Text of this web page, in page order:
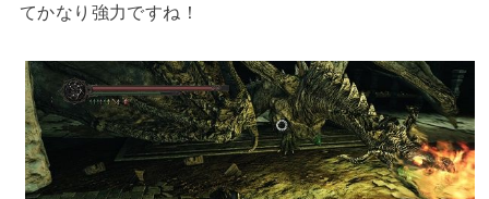
てかなり強力ですね！